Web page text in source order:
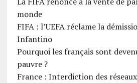
monde
FIFA : l’UEFA réclame la
Infantino
Pourquoi les français sont
pauvre ?
France : Interdiction des